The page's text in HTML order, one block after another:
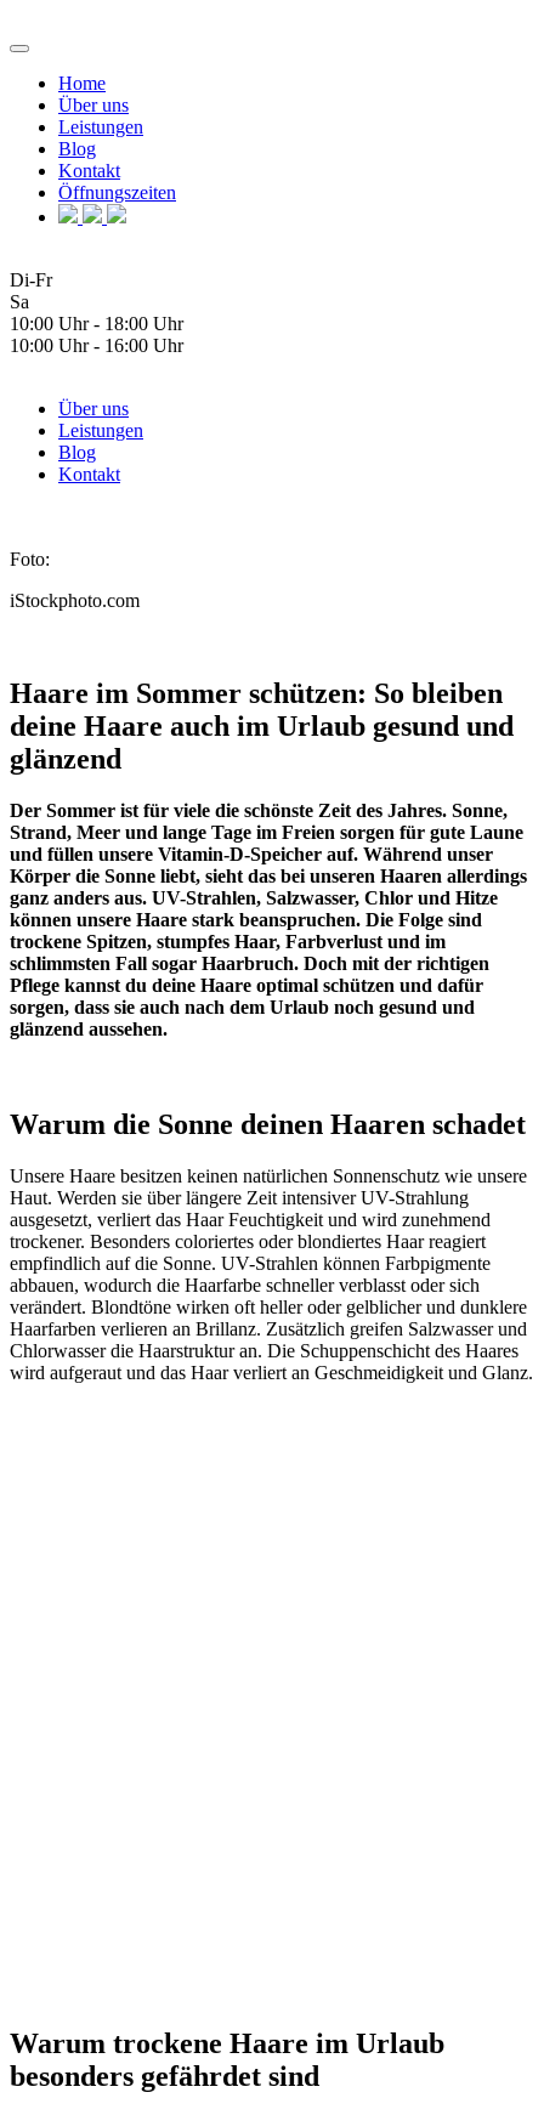
Home
Über uns
Leistungen
Blog
Kontakt
Öffnungszeiten
Di-Fr
Sa
10:00 Uhr - 18:00 Uhr
10:00 Uhr - 16:00 Uhr
Über uns
Leistungen
Blog
Kontakt
Foto:
iStockphoto.com
Haare im Sommer schützen: So bleiben
deine Haare auch im Urlaub gesund und
glänzend
Der Sommer ist für viele die schönste Zeit des Jahres. Sonne,
Strand, Meer und lange Tage im Freien sorgen für gute Laune
und füllen unsere Vitamin-D-Speicher auf. Während unser
Körper die Sonne liebt, sieht das bei unseren Haaren allerdings
ganz anders aus. UV-Strahlen, Salzwasser, Chlor und Hitze
können unsere Haare stark beanspruchen. Die Folge sind
trockene Spitzen, stumpfes Haar, Farbverlust und im
schlimmsten Fall sogar Haarbruch. Doch mit der richtigen
Pflege kannst du deine Haare optimal schützen und dafür
sorgen, dass sie auch nach dem Urlaub noch gesund und
glänzend aussehen.
Warum die Sonne deinen Haaren schadet
Unsere Haare besitzen keinen natürlichen Sonnenschutz wie unsere
Haut. Werden sie über längere Zeit intensiver UV-Strahlung
ausgesetzt, verliert das Haar Feuchtigkeit und wird zunehmend
trockener. Besonders coloriertes oder blondiertes Haar reagiert
empfindlich auf die Sonne. UV-Strahlen können Farbpigmente
abbauen, wodurch die Haarfarbe schneller verblasst oder sich
verändert. Blondtöne wirken oft heller oder gelblicher und dunklere
Haarfarben verlieren an Brillanz. Zusätzlich greifen Salzwasser und
Chlorwasser die Haarstruktur an. Die Schuppenschicht des Haares
wird aufgeraut und das Haar verliert an Geschmeidigkeit und Glanz.
Warum trockene Haare im Urlaub
besonders gefährdet sind